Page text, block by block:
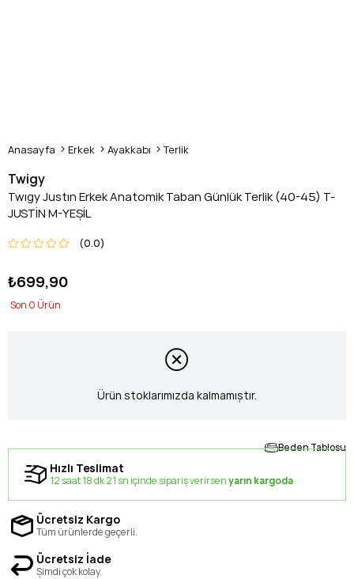
Anasayfa Erkek Ayakkabı Terlik
Twigy
Twıgy Justın Erkek Anatomik Taban Günlük Terlik (40-45) T-
JUSTİN M-YEŞİL
0.0
₺699,90
0
Ürün stoklarımızda kalmamıştır.
Beden Tablosu
Hızlı Teslimat
12 saat 18 dk 20 sn içinde sipariş verirsenyarın kargoda
Ücretsiz Kargo
Tüm ürünlerde geçerli.
Ücretsiz İade
Şimdi çok kolay.